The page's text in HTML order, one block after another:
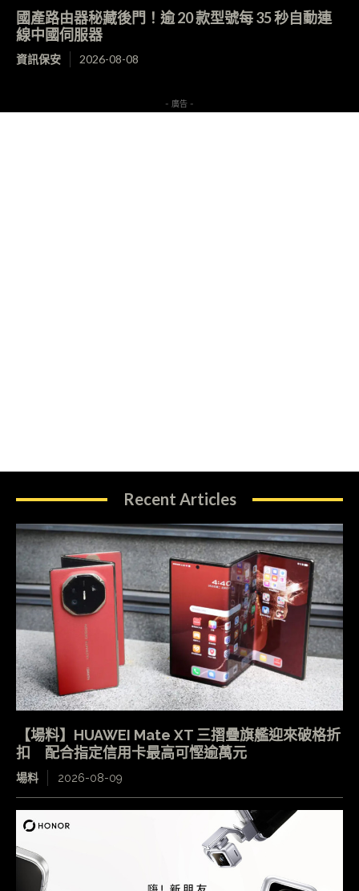
國產路由器秘藏後門！逾 20 款型號每 35 秒自動連
線中國伺服器
資訊保安 2026-08-08
- 廣告 -
Recent Articles
【場料】HUAWEI Mate XT 三摺疊旗艦迎來破格折
扣 配合指定信用卡最高可慳逾萬元
場料 2026-08-09